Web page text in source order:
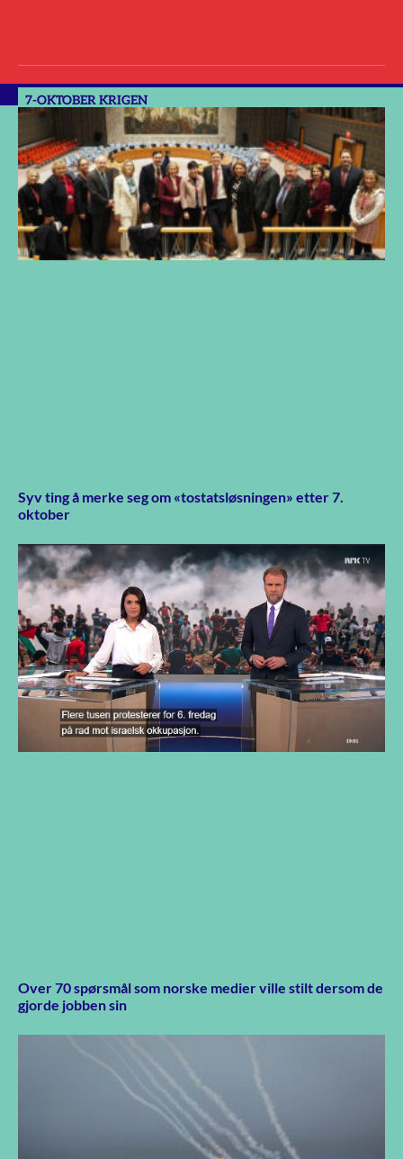
7-OKTOBER KRIGEN
Syv ting å merke seg om «tostatsløsningen» etter 7.
oktober
Over 70 spørsmål som norske medier ville stilt dersom de
gjorde jobben sin